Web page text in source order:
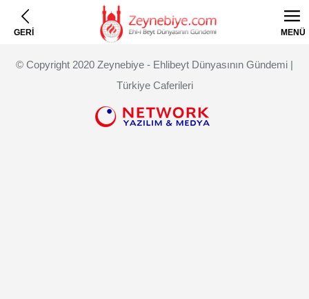
GERİ MENÜ
© Copyright 2020 Zeynebiye - Ehlibeyt Dünyasının Gündemi |
Türkiye Caferileri